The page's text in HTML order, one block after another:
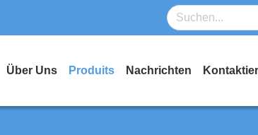
Über Uns Produits Nachrichten